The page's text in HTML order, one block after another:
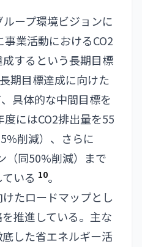
ープ環境ビジョンに
業活動におけるCO2
するという長期目標
期目標達成に向けた
具体的な中間目標を
にはCO2排出量を55
削減）、さらに
（同50%削減）まで
いる 10。
たロードマップとし
推進している。主な
した省エネルギー活